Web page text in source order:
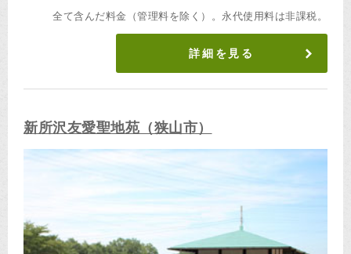
全て含んだ料金（管理料を除く）。永代使用料は非課税。
詳細を見る
新所沢友愛聖地苑（狭山市）